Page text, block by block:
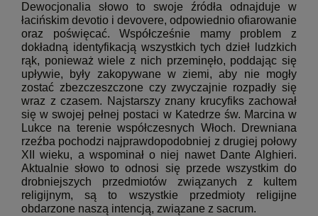
Dewocjonalia słowo to swoje źródła odnajduje w
łacińskim devotio i devovere, odpowiednio ofiarowanie
oraz poświęcać. Współcześnie mamy problem z
dokładną identyfikacją wszystkich tych dzieł ludzkich
rąk, ponieważ wiele z nich przeminęło, poddając się
upływie, były zakopywane w ziemi, aby nie mogły
zostać zbezczeszczone czy zwyczajnie rozpadły się
wraz z czasem. Najstarszy znany krucyfiks zachował
się w swojej pełnej postaci w Katedrze św. Marcina w
Lukce na terenie współczesnych Włoch. Drewniana
rzeźba pochodzi najprawdopodobniej z drugiej połowy
XII wieku, a wspominał o niej nawet Dante Alghieri.
Aktualnie słowo to odnosi się przede wszystkim do
drobniejszych przedmiotów związanych z kultem
religijnym, są to wszystkie przedmioty religijne
obdarzone naszą intencją, związane z sacrum.